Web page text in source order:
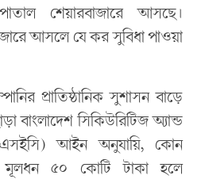
শেয়ারবাজারে আসছে।
আসলে যে কর সুবিধা পাওয়া
প্রাতিষ্ঠানিক সুশাসন বাড়ে
বাংলাদেশ সিকিউরিটিজ অ্যান্ড
আইন অনুযায়ি, কোন
মূলধন ৫০ কোটি টাকা হলে